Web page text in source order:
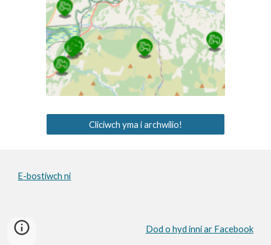
Cliciwch yma i archwilio!
E-bostiwch ni
Dod o hyd inni ar Facebook